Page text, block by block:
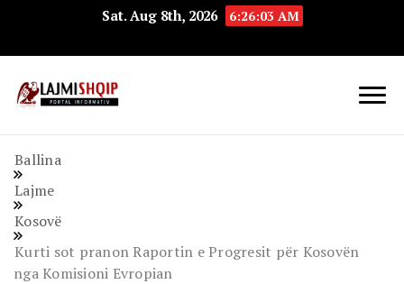
Sat. Aug 8th, 2026 6:26:04 AM
Ballina
Lajme
Kosovë
Kurti sot pranon Raportin e Progresit për Kosovën
nga Komisioni Evropian